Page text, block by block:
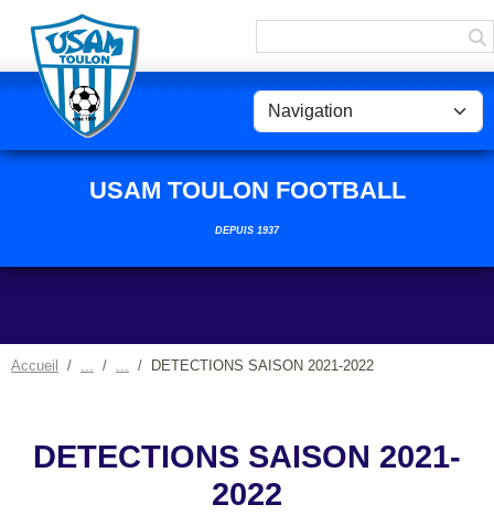
USAM TOULON FOOTBALL
DEPUIS 1937
Accueil DETECTIONS SAISON 2021-2022
DETECTIONS SAISON 2021-
2022
Panneau de gestion des cookies